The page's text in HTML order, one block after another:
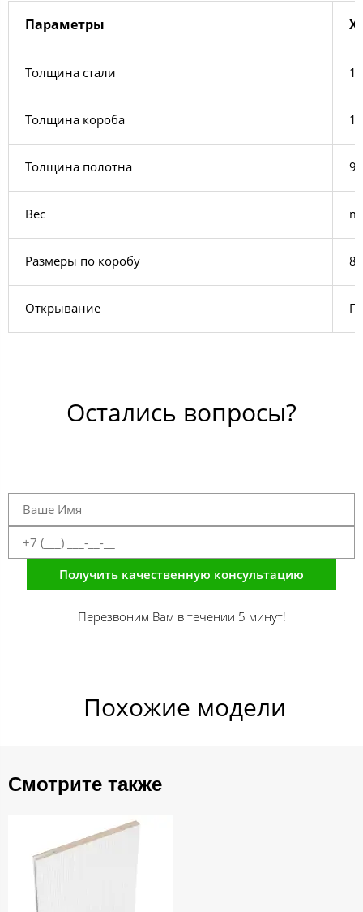
Параметры
Толщина стали
Толщина короба
Толщина полотна
Вес m​
Размеры по коробу
Открывание
Остались вопросы?
Получить качественную консультацию
Перезвоним Вам в течении 5 минут!
Похожие​ модели
Смотрите также